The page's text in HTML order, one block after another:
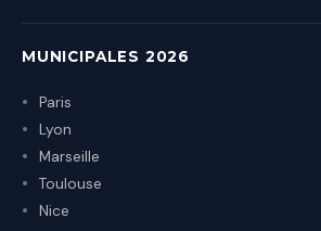
MUNICIPALES 2026
Paris
Lyon
Marseille
Toulouse
Nice